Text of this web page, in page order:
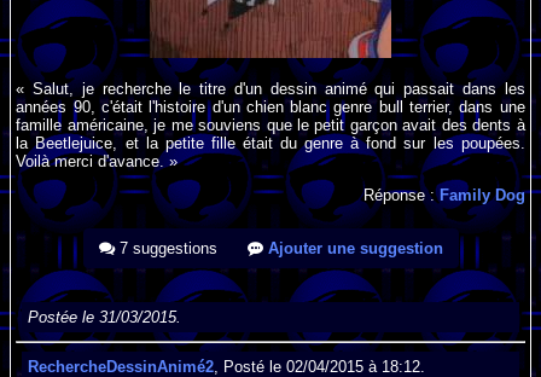
« Salut, je recherche le titre d'un dessin animé qui passait dans les
années 90, c'était l'histoire d'un chien blanc genre bull terrier, dans une
famille américaine, je me souviens que le petit garçon avait des dents à
la Beetlejuice, et la petite fille était du genre à fond sur les poupées.
Voilà merci d'avance. »
Réponse : Family Dog
7 suggestions Ajouter une suggestion
Postée le 31/03/2015.
RechercheDessinAnimé2 , Posté le 02/04/2015 à 18:12.